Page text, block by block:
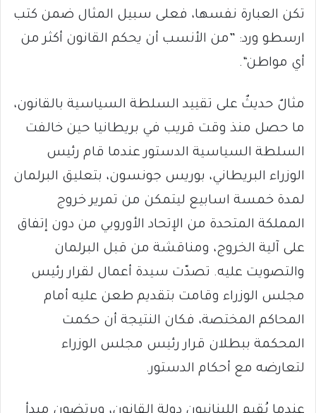
تكن العبارة نفسها، فعلى سبيل المثال ضمن كتب
ارسطو ورد: ”من الأنسب أن يحكم القانون أكثر من
أي مواطن“.
مثالٌ حديثٌ على تقييد السلطة السياسية بالقانون،
ما حصل منذ وقت قريب في بريطانيا حين خالفت
السلطة السياسية الدستور عندما قام رئيس
الوزراء البريطاني، بوريس جونسون، بتعليق البرلمان
لمدة خمسة اسابيع ليتمكن من تمرير خروج
المملكة المتحدة من الإتحاد الأوروبي من دون إتفاق
على آلية الخروج، ومناقشة من قبل البرلمان
والتصويت عليه. تصدّت سيدة أعمال لقرار رئيس
مجلس الوزراء وقامت بتقديم طعن عليه أمام
المحاكم المختصة، فكان النتيجة أن حكمت
المحكمة ببطلان قرار رئيس مجلس الوزراء
لتعارضه مع أحكام الدستور.